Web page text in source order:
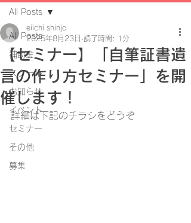
All Posts
補助金
スクール
お知らせ
イベント
セミナー
その他
募集
All Posts
【セミナー】「自筆証書遺
言の作り方セミナー」を開
催します！
eiichi shinjo
2025年8月23日 読了時間: 1分
詳細は下記のチラシをどうぞ